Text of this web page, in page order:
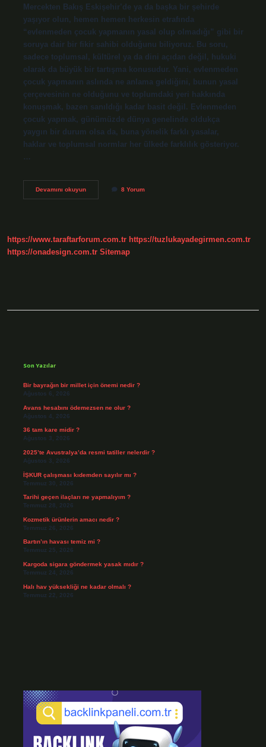
Mercekten Bakış Eskişehir’de ya da başka bir şehirde
yaşıyor olun, hemen hemen herkesin etrafında
“evlenmeden çocuk yapmanın yasal olup olmadığı” gibi bir
soruya dair bir fikir sahibi olduğunu biliyoruz. Bu soru,
sadece toplumsal, kültürel ya da dini açıdan değil, hukuki
olarak da büyük bir tartışma konusudur. Yani, evlenmeden
çocuk yapmanın aslında ne anlama geldiğini, bunun yasal
çerçevesinin ne olduğunu ve toplumdaki yeri hakkında
konuşmak, bazen sanıldığı kadar basit değil. Evlenmeden
çocuk yapmak, günümüzde dünya genelinde oldukça
yaygın bir durum olsa da, buna yönelik farklı yasalar,
haklar ve toplumsal normlar her ülkede farklılık gösteriyor.
…
Devamını okuyunEvlenmeden8 Yorum
https://www.taraftarforum.com.tr https://tuzlukayadegirmen.com.tr
https://onadesign.com.tr Sitemap
Son Yazılar
Bir bayrağın bir millet için önemi nedir ?
Ağustos 6, 2026
Avans hesabını ödemezsen ne olur ?
Ağustos 4, 2026
36 tam kare midir ?
Ağustos 3, 2026
2025’te Avustralya’da resmi tatiller nelerdir ?
Ağustos 3, 2026
İŞKUR çalışması kıdemden sayılır mı ?
Temmuz 30, 2026
Tarihi geçen ilaçları ne yapmalıyım ?
Temmuz 28, 2026
Kozmetik ürünlerin amacı nedir ?
Temmuz 26, 2026
Bartın’ın havası temiz mi ?
Temmuz 25, 2026
Kargoda sigara göndermek yasak mıdır ?
Temmuz 24, 2026
Halı hav yüksekliği ne kadar olmalı ?
Temmuz 22, 2026